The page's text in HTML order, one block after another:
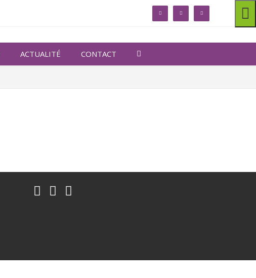
linkedin facebook twitter
ACTUALITÉ CONTACT